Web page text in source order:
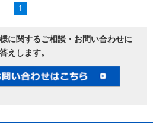
1
に関するご相談・お問い合わせに
えします。